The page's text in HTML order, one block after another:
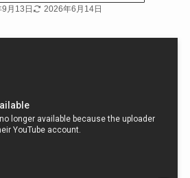
月13日 2026年6月14日